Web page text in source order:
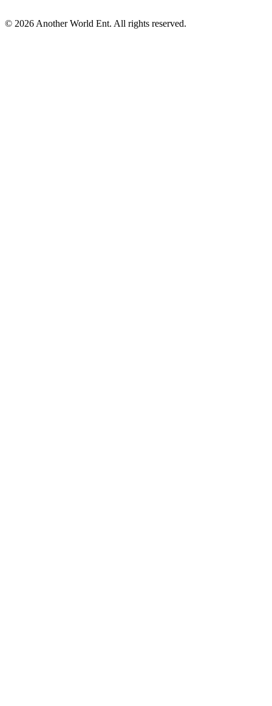
© 2026 Another World Ent. All rights reserved.